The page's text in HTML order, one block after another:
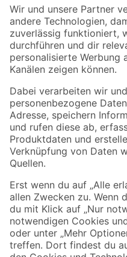
Der toom Newsletter: Keine
Zur Newsletter Anmeldung
Folge uns
Zahlungsarten
Sicher einkaufen
Jetzt die toom-App